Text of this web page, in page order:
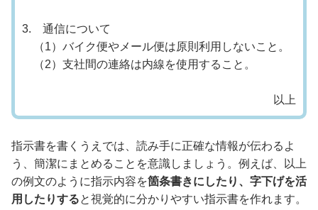
3. 通信について
（1）バイク便やメール便は原則利用しないこと。
（2）支社間の連絡は内線を使用すること。
以上
指示書を書くうえでは、読み手に正確な情報が伝わるよ
う、簡潔にまとめることを意識しましょう。例えば、以上
の例文のように指示内容を箇条書きにしたり、字下げを活
用したりすると視覚的に分かりやすい指示書を作れます。